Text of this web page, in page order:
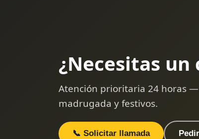
¿Necesitas un
Atención prioritaria 24 horas
madrugada y festivos.
📞 Solicitar llamada